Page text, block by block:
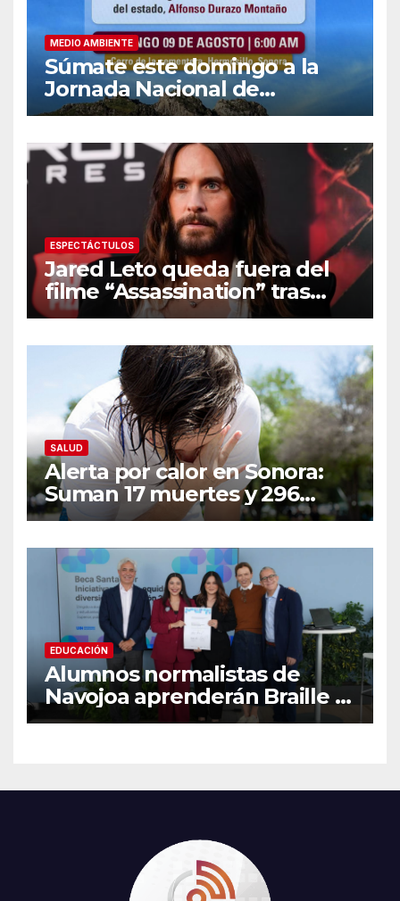
MEDIO AMBIENTE
Súmate este domingo a la
Jornada Nacional de
Reforestación 2026
ESPECTÁCTULOS
Jared Leto queda fuera del
filme “Assassination” tras
resurgir denuncias de
SALUD
Alerta por calor en Sonora:
Suman 17 muertes y 296
casos; estas son las
señales de alarma
EDUCACIÓN
Alumnos normalistas de
Navojoa aprenderán Braille y
Lengua de Señas tras ganar